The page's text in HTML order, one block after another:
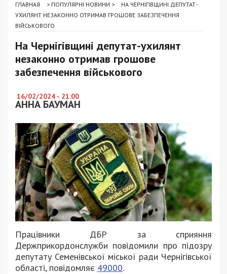
ГЛАВНАЯ > ПОПУЛЯРНІ НОВИНИ >
НА ЧЕРНІГІВЩИНІ ДЕПУТАТ-
УХИЛЯНТ НЕЗАКОННО ОТРИМАВ ГРОШОВЕ ЗАБЕЗПЕЧЕННЯ
ВІЙСЬКОВОГО
На Чернігівщині депутат-ухилянт
незаконно отримав грошове
забезпечення військового
16/02/2024 - 21:00
АННА БАУМАН
Працівники ДБР за сприяння
Держприкордонслужби повідомили про підозру
депутату Семенівської міської ради Чернігівської
області, повідомляє 49000.